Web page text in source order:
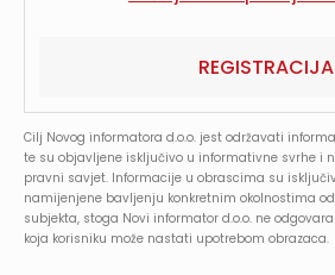
REGISTRACIJA
Cilj Novog informatora d.o.o. jest održavati
te su objavljene isključivo u informativne svrhe i
pravni savjet. Informacije u obrascima su
namijenjene bavljenju konkretnim okolnostima
subjekta, stoga Novi informator d.o.o. ne
koja korisniku može nastati upotrebom obrazaca.